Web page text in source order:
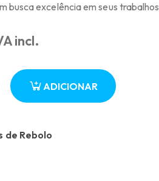
busca excelência em seus
incl.
ADICIONAR
de Rebolo